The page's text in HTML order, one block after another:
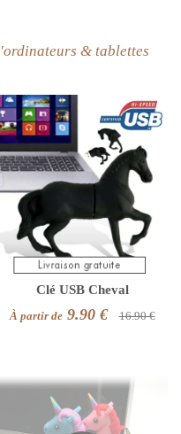
& tablettes
Clé USB Cheval
À partir de9.90 € 16.90 €